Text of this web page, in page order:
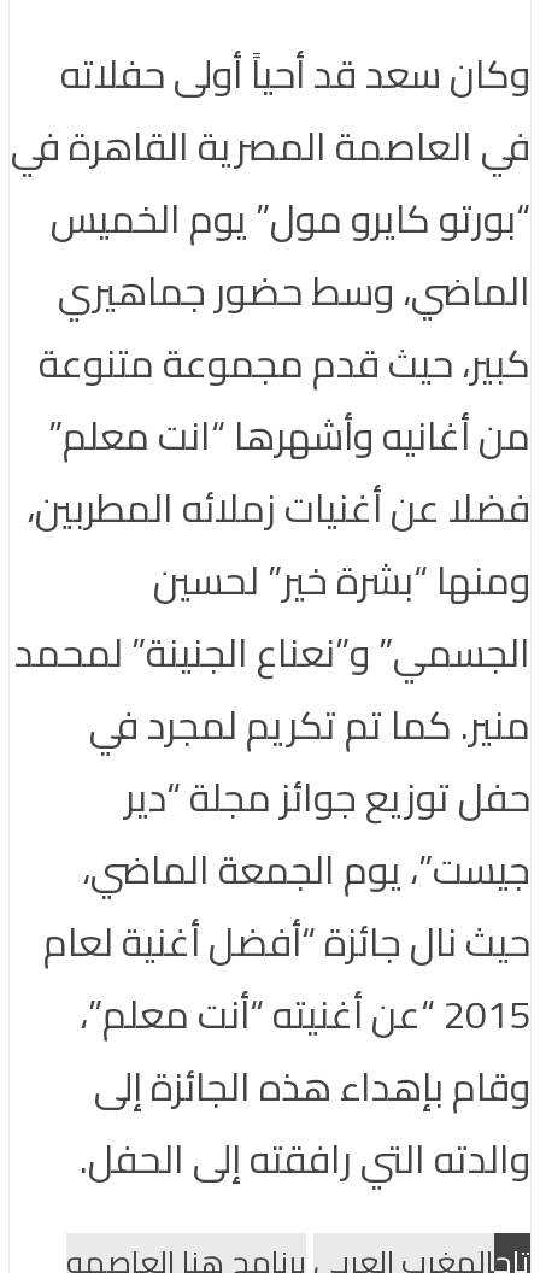
وكان سعد قد أحياً أولى حفلاته
في العاصمة المصرية القاهرة في
“بورتو كايرو مول” يوم الخميس
الماضي، وسط حضور جماهيري
كبير، حيث قدم مجموعة متنوعة
من أغانيه وأشهرها “انت معلم”
فضلا عن أغنيات زملائه المطربين،
ومنها “بشرة خير” لحسين
الجسمي” و”نعناع الجنينة” لمحمد
منير. كما تم تكريم لمجرد في
حفل توزيع جوائز مجلة “دير
جيست”، يوم الجمعة الماضي،
حيث نال جائزة “أفضل أغنية لعام
2015 “عن أغنيته “أنت معلم”،
وقام بإهداء هذه الجائزة إلى
والدته التي رافقته إلى الحفل.